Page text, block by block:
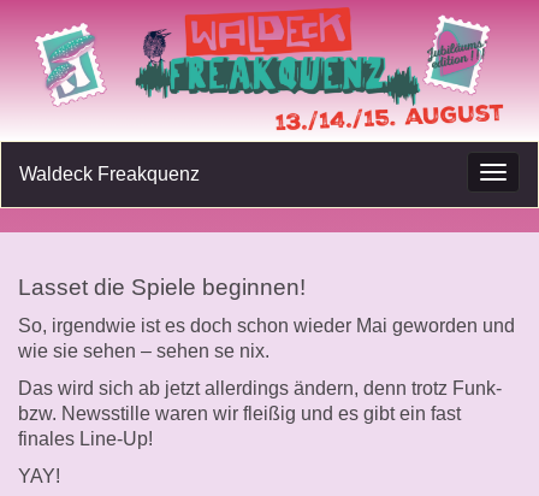
Waldeck Freakquenz
Lasset die Spiele beginnen!
So, irgendwie ist es doch schon wieder Mai geworden und
wie sie sehen – sehen se nix.
Das wird sich ab jetzt allerdings ändern, denn trotz Funk-
bzw. Newsstille waren wir fleißig und es gibt ein fast
finales Line-Up!
YAY!